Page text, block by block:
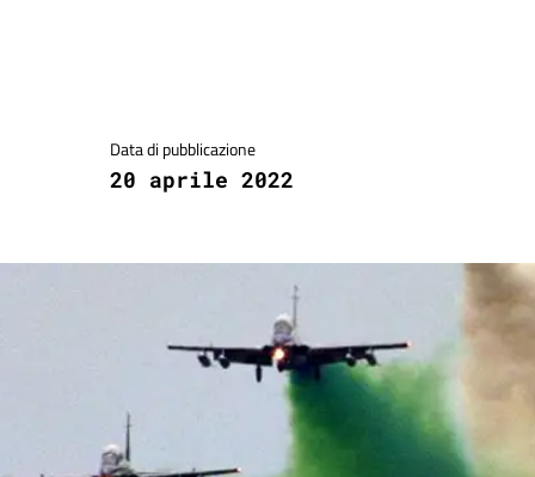
Data di pubblicazione
20 aprile 2022